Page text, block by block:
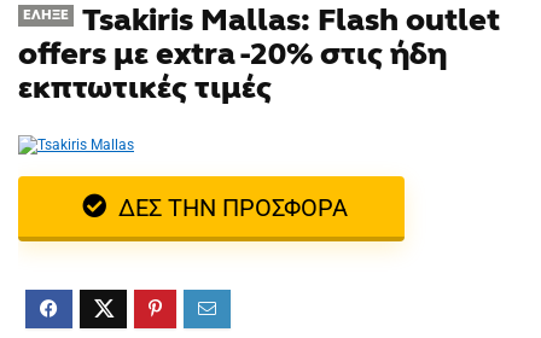
ΈΛΗΞΕ
Tsakiris Mallas: Flash outlet
offers με extra -20% στις ήδη
εκπτωτικές τιμές
ΔΕΣ ΤΗΝ ΠΡΟΣΦΟΡΑ